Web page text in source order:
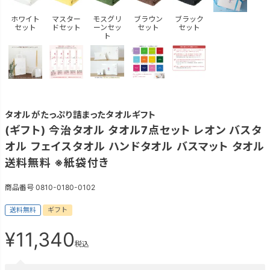
ホワイト
セット
マスター
ドセット
モスグリ
ーンセッ
ト
ブラウン
セット
ブラック
セット
タオルがたっぷり詰まったタオルギフト
(ギフト) 今治タオル タオル7点セット レオン バスタ
オル フェイスタオル ハンドタオル バスマット タオル
送料無料 ※紙袋付き
商品番号 0810-0180-0102
送料無料 ギフト
¥11,340税込